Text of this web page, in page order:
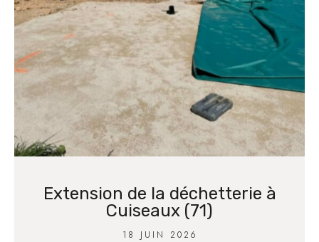
Extension de la déchetterie à
Cuiseaux (71)
18 JUIN 2026